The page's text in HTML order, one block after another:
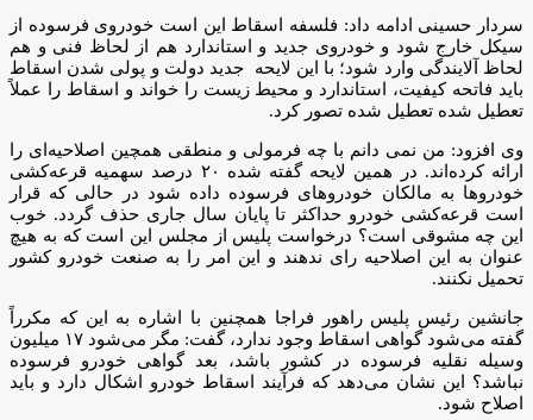
سردار حسینی ادامه داد: فلسفه اسقاط این است خودروی فرسوده از
سیکل خارج شود و خودروی جدید و استاندارد هم از لحاظ فنی و هم
لحاظ آلایندگی وارد شود؛ با این لایحه جدید دولت و پولی شدن اسقاط
باید فاتحه کیفیت، استاندارد و محیط زیست را خواند و اسقاط را عملاً
تعطیل شده تعطیل شده تصور کرد.
وی افزود: من نمی دانم با چه فرمولی و منطقی همچین اصلاحیه‌ای را
ارائه کرده‌اند. در همین لایحه گفته شده ۲۰ درصد سهمیه قرعه‌کشی
خودروها به مالکان خودروهای فرسوده داده شود در حالی که قرار
است قرعه‌کشی خودرو حداکثر تا پایان سال جاری حذف گردد. خوب
این چه مشوقی است؟ درخواست پلیس از مجلس این است که به هیچ
عنوان به این اصلاحیه رای ندهند و این امر را به صنعت خودرو کشور
تحمیل نکنند.
جانشین رئیس پلیس راهور فراجا همچنین با اشاره به این که مکرراً
گفته می‌شود گواهی اسقاط وجود ندارد، گفت: مگر می‌شود ۱۷ میلیون
وسیله نقلیه فرسوده در کشور باشد، بعد گواهی خودرو فرسوده
نباشد؟ این نشان می‌دهد که فرآیند اسقاط خودرو اشکال دارد و باید
اصلاح شود.